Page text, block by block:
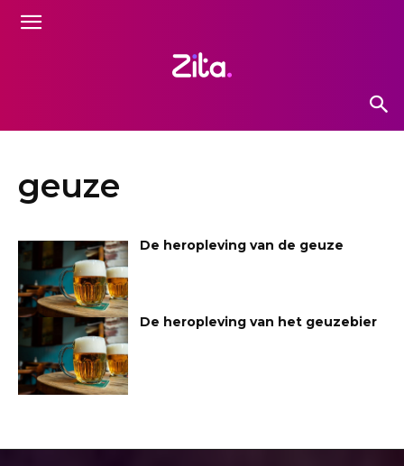
geuze
De heropleving van de geuze
De heropleving van het geuzebier